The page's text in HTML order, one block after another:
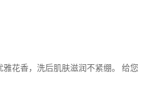
花香，洗后肌肤滋润不紧绷。 给您